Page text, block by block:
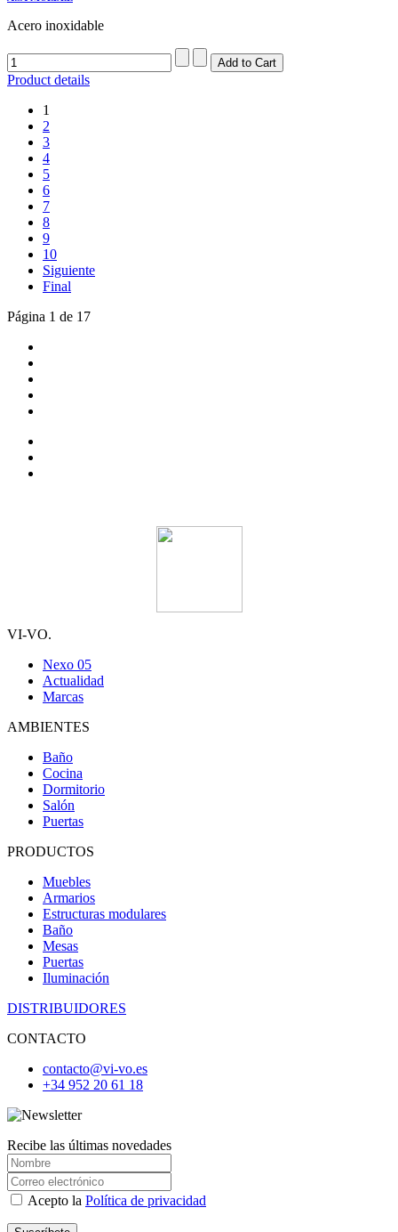
Acero inoxidable
Product details
1
2
3
4
5
6
7
8
9
10
Siguiente
Final
Página 1 de 17
VI-VO.
Nexo 05
Actualidad
Marcas
AMBIENTES
Baño
Cocina
Dormitorio
Salón
Puertas
PRODUCTOS
Muebles
Armarios
Estructuras modulares
Baño
Mesas
Puertas
Iluminación
DISTRIBUIDORES
CONTACTO
contacto@vi-vo.es
+34 952 20 61 18
Recibe las últimas novedades
Acepto la Política de privacidad